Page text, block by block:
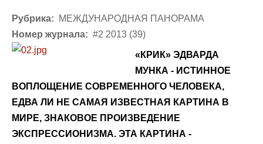
Рубрика:
МЕЖДУНАРОДНАЯ ПАНОРАМА
Номер журнала: #2 2013 (39)
«КРИК» ЭДВАРДА
МУНКА - ИСТИННОЕ
ВОПЛОЩЕНИЕ СОВРЕМЕННОГО ЧЕЛОВЕКА,
ЕДВА ЛИ НЕ САМАЯ ИЗВЕСТНАЯ КАРТИНА В
МИРЕ, ЗНАКОВОЕ ПРОИЗВЕДЕНИЕ
ЭКСПРЕССИОНИЗМА. ЭТА КАРТИНА -